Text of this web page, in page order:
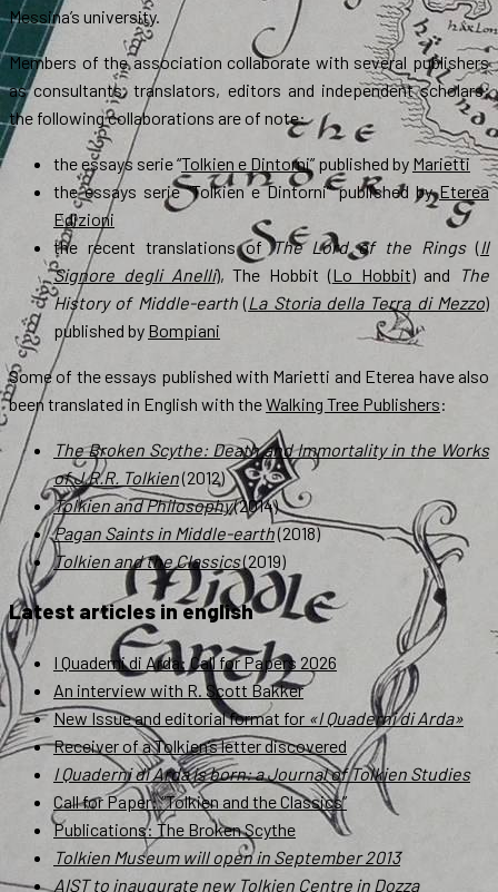
Messina’s university.
Members of the association collaborate with several publishers
as consultants, translators, editors and independent scholars;
the following collaborations are of note:
the essays serie “Tolkien e Dintorni” published by Marietti
the essays serie “Tolkien e Dintorni” published byEterea
Edizioni
the recent translations ofThe Lord of the Rings(Il
Signore degli Anelli), The Hobbit (Lo Hobbit) and
The
History of Middle-earth(La Storia della Terra di Mezzo)
published by Bompiani
Some of the essays published with Marietti and Eterea have also
been translated in English with theWalking Tree Publishers:
The Broken Scythe: Death and Immortality in the Works
of J.R.R. Tolkien(2012)
Tolkien and Philosophy(2014)
Pagan Saints in Middle-earth(2018)
Tolkien and the Classics(2019)
Latest articles in english
I Quaderni di Arda: Call for Papers 2026
An interview with R. Scott Bakker
New Issue and editorial format for «I Quaderni di Arda»
Receiver of a Tolkien’s letter discovered
I Quaderni di Arda is born: a Journal of Tolkien Studies
Call for Paper: “Tolkien and the Classics”
Publications: The Broken Scythe
Tolkien Museum will open in September 2013
AIST to inaugurate new Tolkien Centre in Dozza